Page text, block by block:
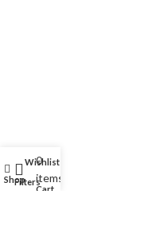
ShopFilters
Wishlist
0
items
Cart